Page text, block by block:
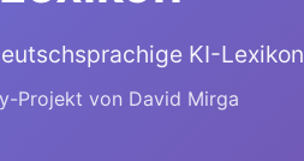
KI-Lexikon
Projekt von David Mirga